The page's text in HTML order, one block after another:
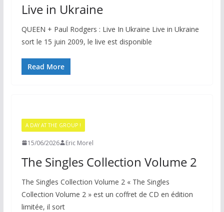
Live in Ukraine
QUEEN + Paul Rodgers : Live In Ukraine Live in Ukraine
sort le 15 juin 2009, le live est disponible
Read More
A DAY AT THE GROUP !
15/06/2026 Eric Morel
The Singles Collection Volume 2
The Singles Collection Volume 2 « The Singles
Collection Volume 2 » est un coffret de CD en édition
limitée, il sort